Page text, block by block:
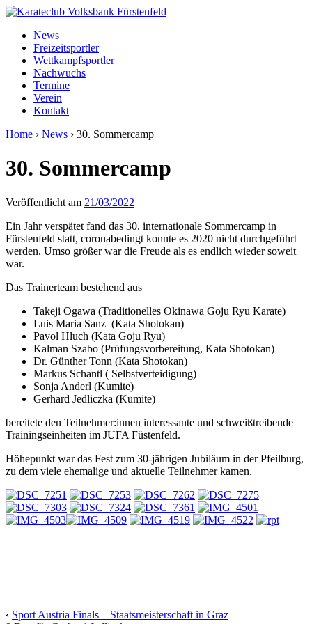
News
Freizeitsportler
Wettkampfsportler
Nachwuchs
Termine
Verein
Kontakt
Home › News › 30. Sommercamp
30. Sommercamp
Veröffentlicht am 21/03/2022
Ein Jahr verspätet fand das 30. internationale Sommercamp in
Fürstenfeld statt, coronabedingt konnte es 2020 nicht durchgeführt
werden. Umso größer war die Freude als es endlich wieder soweit
war.
Das Trainerteam bestehend aus
Takeji Ogawa (Traditionelles Okinawa Goju Ryu Karate)
Luis Maria Sanz (Kata Shotokan)
Pavol Hluch (Kata Goju Ryu)
Kalman Szabo (Prüfungsvorbereitung, Kata Shotokan)
Dr. Günther Tonn (Kata Shotokan)
Markus Schantl ( Selbstverteidigung)
Sonja Anderl (Kumite)
Gerhard Jedliczka (Kumite)
bereitete den Teilnehmer:innen interessante und schweißtreibende
Trainingseinheiten im JUFA Füstenfeld.
Höhepunkt war das Fest zum 30-jährigen Jubiläum in der Pfeilburg,
zu dem viele ehemalige und aktuelle Teilnehmer kamen.
‹ Sport Austria Finals – Staatsmeisterschaft in Graz